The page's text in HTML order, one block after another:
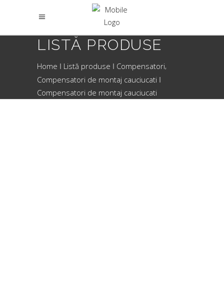
LISTĂ PRODUSE
Home Listă produse Compensatori,
Compensatori de montaj cauciucati
Compensatori de montaj cauciucati